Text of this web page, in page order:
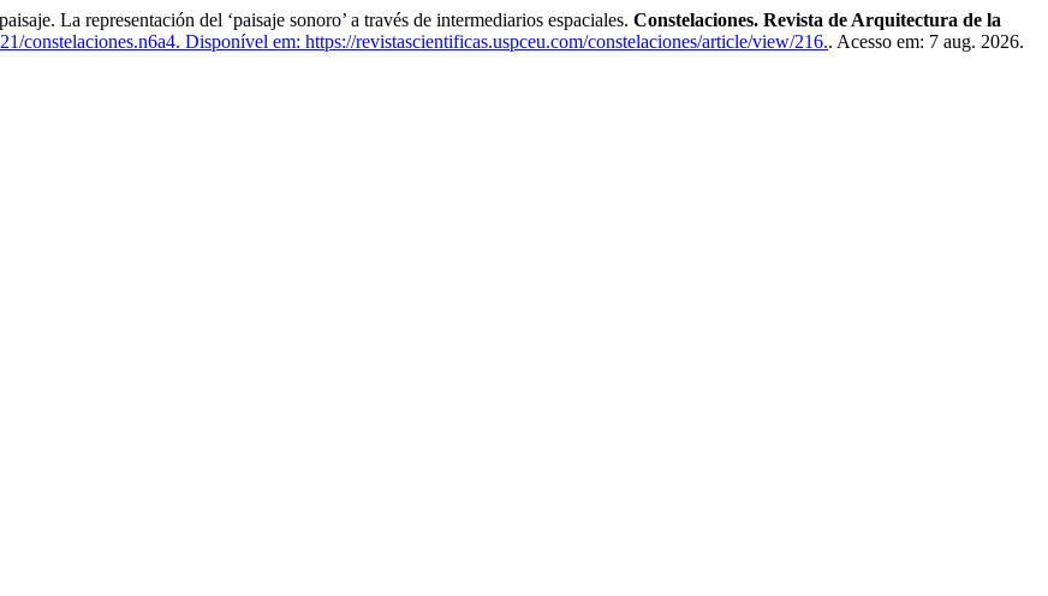
La representación del ‘paisaje sonoro’ a través de intermediarios espaciales. Constelaciones. Revista de Arquitectura de la
constelaciones.n6a4. Disponível em: https://revistascientificas.uspceu.com/constelaciones/article/view/216.. Acesso em: 7 aug. 2026.